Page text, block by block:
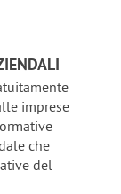
imprese
che
del